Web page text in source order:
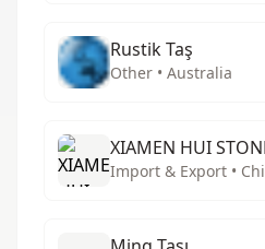
Rustik Taş
Other • Australia
XIAMEN HUI
Import & Export •